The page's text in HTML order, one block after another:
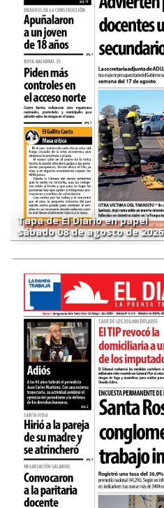
Tapa de El Diario en papel
sábado 08 de agosto de 2026